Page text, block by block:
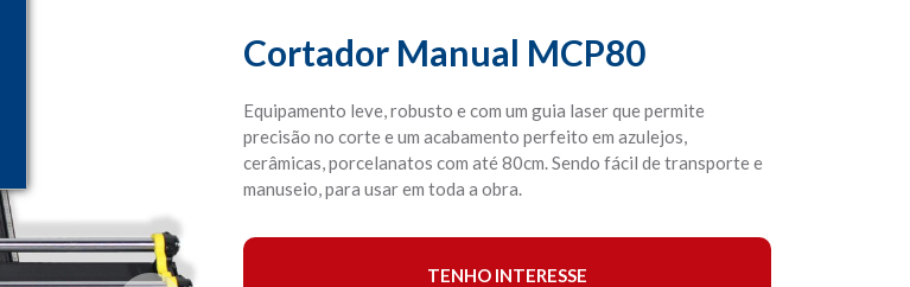
Cortador Manual MCP80
Equipamento leve, robusto e com um guia laser que permite
precisão no corte e um acabamento perfeito em azulejos,
cerâmicas, porcelanatos com até 80cm. Sendo fácil de transporte e
manuseio, para usar em toda a obra.
TENHO INTERESSE